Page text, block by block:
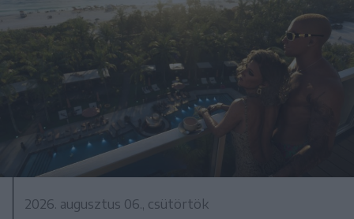
2026. augusztus 06., csütörtök